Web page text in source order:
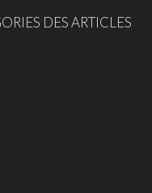
DES ARTICLES